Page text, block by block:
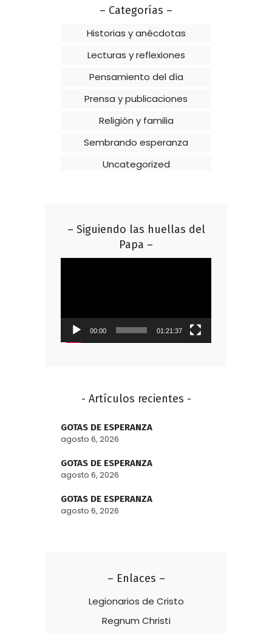
– Categorías –
Historias y anécdotas
Lecturas y reflexiones
Pensamiento del día
Prensa y publicaciones
Religión y familia
Sembrando esperanza
Uncategorized
– Siguiendo las huellas del
Papa –
00:00 01:21:37
- Artículos recientes -
GOTAS DE ESPERANZA
agosto 6, 2026
GOTAS DE ESPERANZA
agosto 6, 2026
GOTAS DE ESPERANZA
agosto 6, 2026
– Enlaces –
Legionarios de Cristo
Regnum Christi